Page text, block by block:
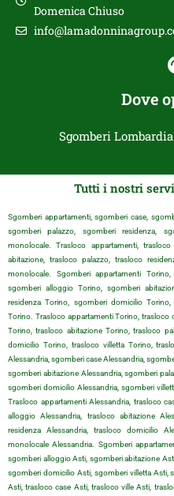
Domenica Chiuso
Dove
Sgomberi
Tutti i nostri
Sgomberi appartamenti, sgomberi case,
sgomberi palazzo, sgomberi residenza,
monolocale. Trasloco appartamenti,
abitazione, trasloco palazzo, trasloco
monolocale. Sgomberi appartamenti
sgomberi alloggio Torino, sgomberi
residenza Torino, sgomberi domicilio
Torino. Trasloco appartamenti Torino, trasloco
Torino, trasloco abitazione Torino, trasloco
domicilio Torino, trasloco villetta Torino,
Alessandria, sgomberi case Alessandria,
sgomberi abitazione Alessandria, sgomberi
sgomberi domicilio Alessandria, sgomberi
Trasloco appartamenti Alessandria, trasloco
alloggio Alessandria, trasloco abitazione
residenza Alessandria, trasloco domicilio
monolocale Alessandria. Sgomberi
sgomberi alloggio Asti, sgomberi abitazione
sgomberi domicilio Asti, sgomberi villetta Asti,
Asti, trasloco case Asti, trasloco ville Asti,